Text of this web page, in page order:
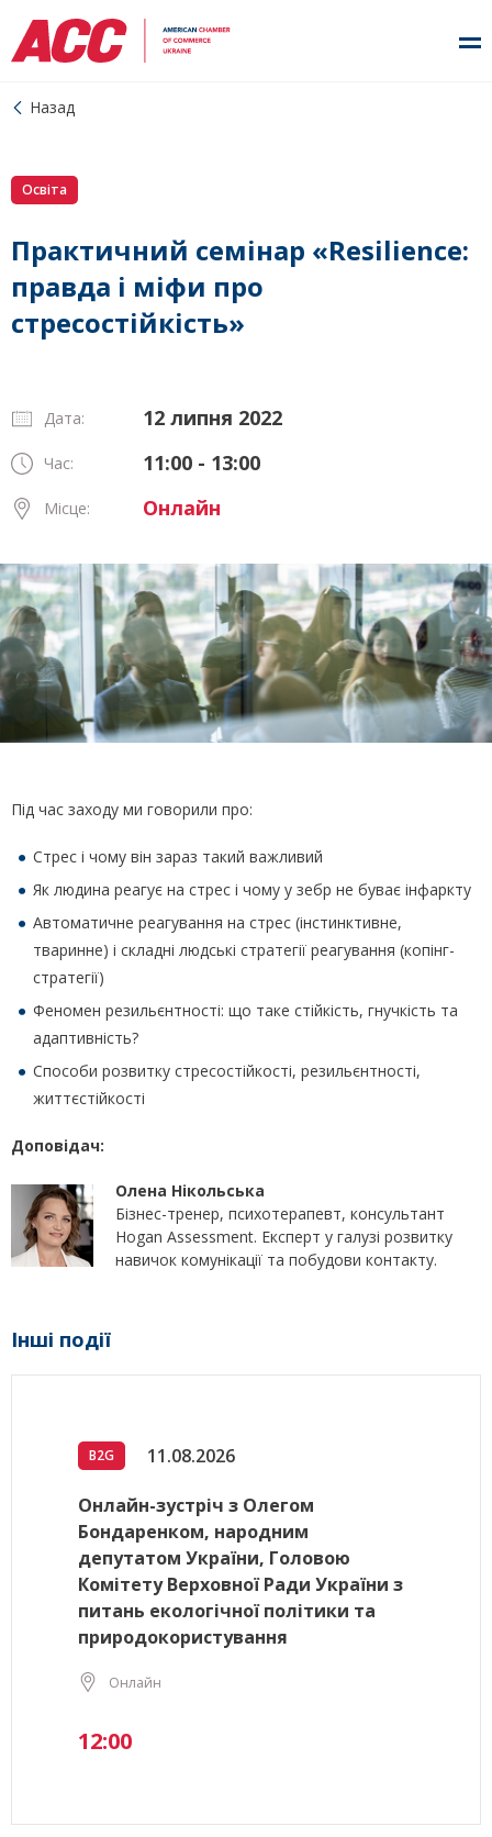
Назад
Освіта
Практичний семінар «Resilience:
правда і міфи про
стресостійкість»
Дата: 12 липня 2022
Час: 11:00 - 13:00
Місце: Онлайн
Під час заходу ми говорили про:
Стрес і чому він зараз такий важливий
Як людина реагує на стрес і чому у зебр не буває інфаркту
Автоматичне реагування на стрес (інстинктивне,
тваринне) і складні людські стратегії реагування (копінг-
стратегії)
Феномен резильєнтності: що таке стійкість, гнучкість та
адаптивність?
Способи розвитку стресостійкості, резильєнтності,
життєстійкості
Доповідач:
Олена Нікольська
Бізнес-тренер, психотерапевт, консультант
Hogan Assessment. Експерт у галузі розвитку
навичок комунікації та побудови контакту.
Інші події
B2G 11.08.2026
Онлайн-зустріч з Олегом
Бондаренком, народним
депутатом України, Головою
Комітету Верховної Ради України з
питань екологічної політики та
природокористування
Онлайн
12:00